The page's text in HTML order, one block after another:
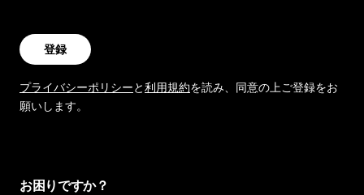
登録
プライバシーポリシーと利用規約を読み、同意の上ご登録をお
願いします。
お困りですか？